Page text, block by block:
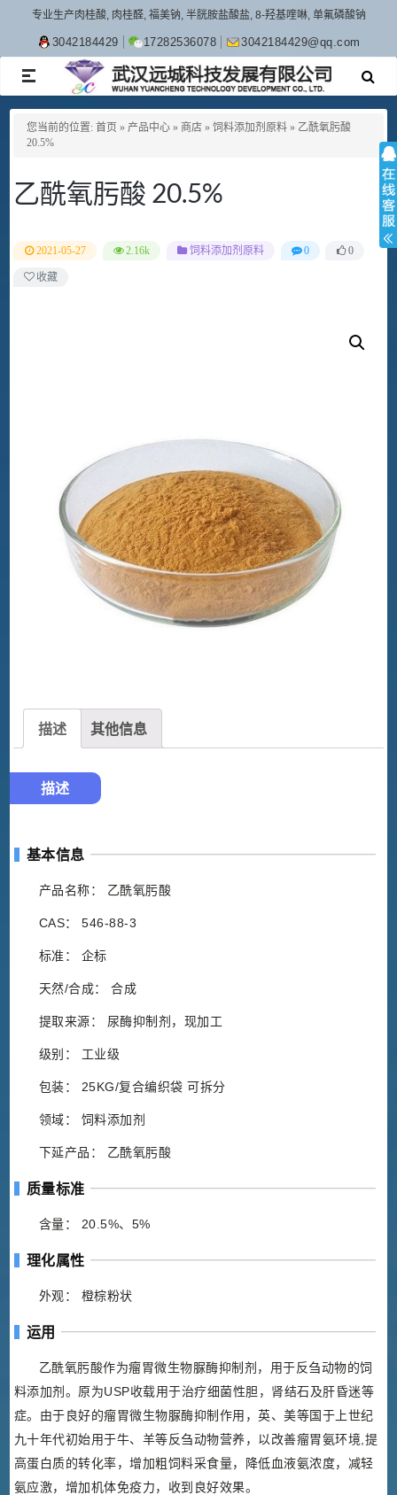
专业生产肉桂酸, 肉桂醛, 福美钠, 半胱胺盐酸盐, 8-羟基喹啉, 单氟磷酸钠
3042184429 17282536078 3042184429@qq.com
TOGGLE
NAVIGATION
您当前的位置: 首页 » 产品中心 » 商店 » 饲料添加剂原料 » 乙酰氧肟酸
20.5%
乙酰氧肟酸 20.5%
2021-05-27 2.16k 饲料添加剂原料 0 0
收藏
描述 其他信息
描述
基本信息
产品名称： 乙酰氧肟酸
CAS： 546-88-3
标准： 企标
天然/合成： 合成
提取来源： 尿酶抑制剂，现加工
级别： 工业级
包装： 25KG/复合编织袋 可拆分
领域： 饲料添加剂
下延产品： 乙酰氧肟酸
质量标准
含量： 20.5%、5%
理化属性
外观： 橙棕粉状
运用
乙酰氧肟酸作为瘤胃微生物脲酶抑制剂，用于反刍动物的饲
料添加剂。原为USP收载用于治疗细菌性胆，肾结石及肝昏迷等
症。由于良好的瘤胃微生物脲酶抑制作用，英、美等国于上世纪
九十年代初始用于牛、羊等反刍动物营养，以改善瘤胃氨环境,提
高蛋白质的转化率，增加粗饲料采食量，降低血液氨浓度，减轻
氨应激，增加机体免疫力，收到良好效果。